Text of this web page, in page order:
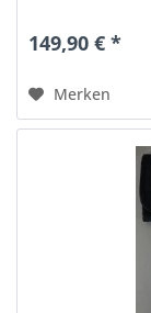
149,90 € *
Merken